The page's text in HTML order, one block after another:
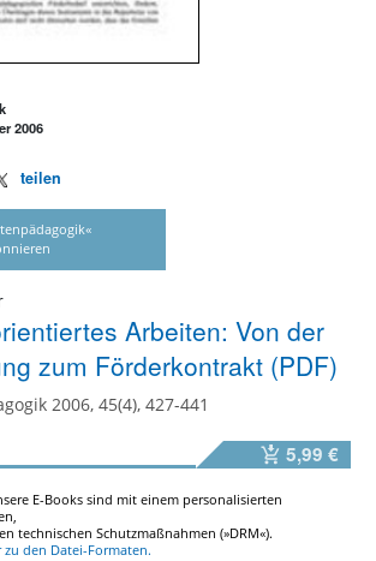
2006
teilen
Arbeiten: Von der
zum Förderkontrakt (PDF)
2006, 45(4), 427-441
5,99 €
E-Books sind mit einem personalisierten
technischen Schutzmaßnahmen (»DRM«).
zu den Datei-Formaten.